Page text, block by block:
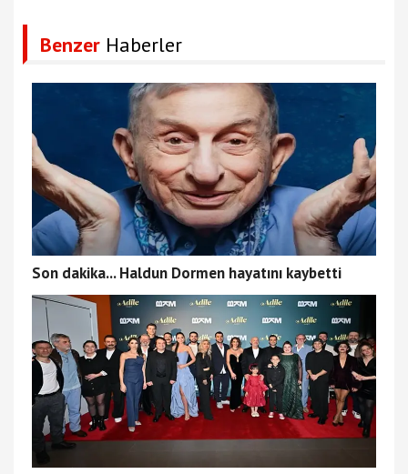
Benzer Haberler
Son dakika... Haldun Dormen hayatını kaybetti